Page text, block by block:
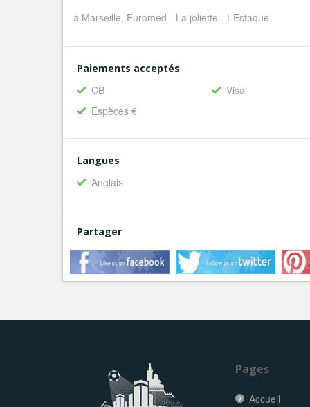
à Marseille, Euromed - La joliette - L’Estaque
Paiements acceptés
CB
Visa
Espèces €
Langues
Anglais
Partager
Pages
Accueil